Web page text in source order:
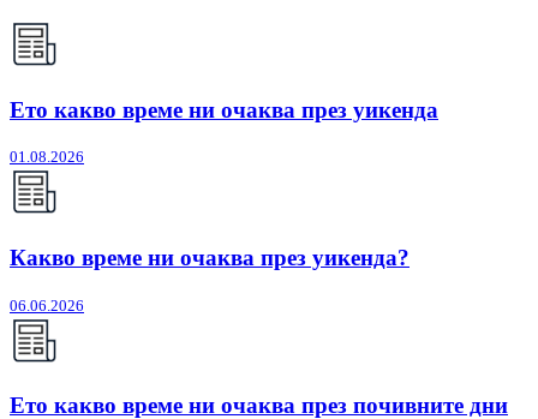
Ето какво време ни очаква през уикенда
01.08.2026
Какво време ни очаква през уикенда?
06.06.2026
Ето какво време ни очаква през почивните дни